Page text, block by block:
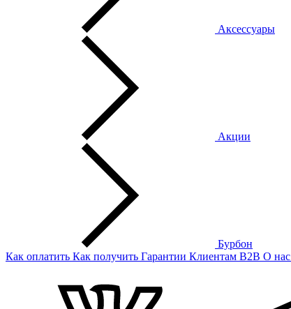
Аксессуары
Акции
Бурбон
Как оплатить Как получить Гарантии Клиентам B2B О нас